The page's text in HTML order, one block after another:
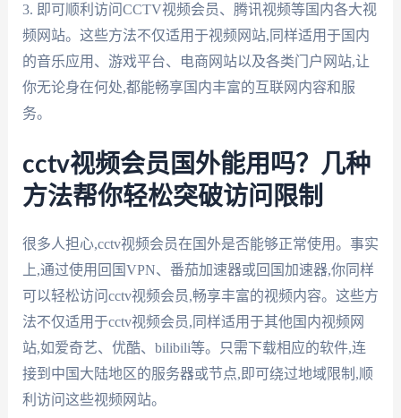
3. 即可顺利访问CCTV视频会员、腾讯视频等国内各大视
频网站。这些方法不仅适用于视频网站,同样适用于国内
的音乐应用、游戏平台、电商网站以及各类门户网站,让
你无论身在何处,都能畅享国内丰富的互联网内容和服
务。
cctv视频会员国外能用吗？几种
方法帮你轻松突破访问限制
很多人担心,cctv视频会员在国外是否能够正常使用。事实
上,通过使用回国VPN、番茄加速器或回国加速器,你同样
可以轻松访问cctv视频会员,畅享丰富的视频内容。这些方
法不仅适用于cctv视频会员,同样适用于其他国内视频网
站,如爱奇艺、优酷、bilibili等。只需下载相应的软件,连
接到中国大陆地区的服务器或节点,即可绕过地域限制,顺
利访问这些视频网站。